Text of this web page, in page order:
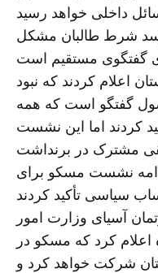
شرط طالبان مشکل
اعلام کردند که نبود
گفتگو است که همه
کردند اما این نشست
نشست مسکو برای
آسیای وزارت امور
اعلام کرد که مسکو در
شرکت خواهد کرد و